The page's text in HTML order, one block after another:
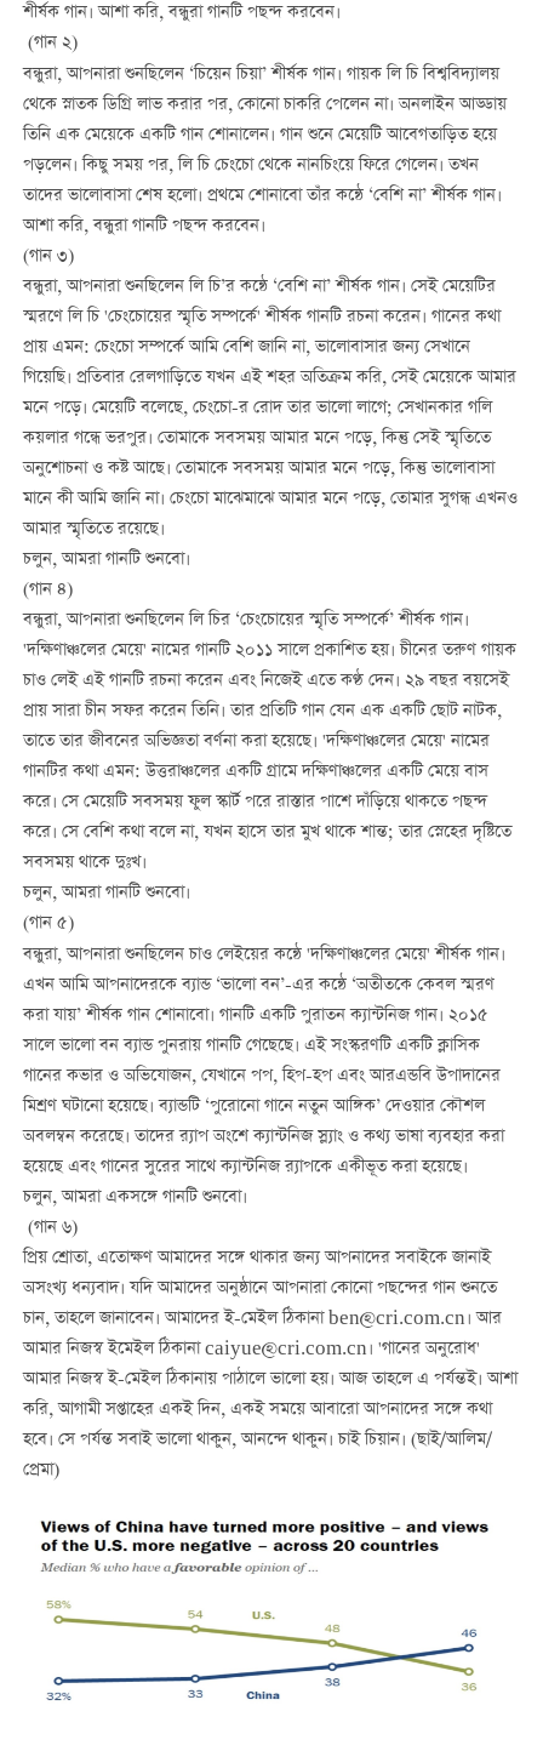
শীর্ষক গান। আশা করি, বন্ধুরা গানটি পছন্দ করবেন।
(গান ২)
বন্ধুরা, আপনারা শুনছিলেন ‘চিয়েন চিয়া’ শীর্ষক গান। গায়ক লি চি বিশ্ববিদ্যালয়
থেকে স্নাতক ডিগ্রি লাভ করার পর, কোনো চাকরি পেলেন না। অনলাইন আড্ডায়
তিনি এক মেয়েকে একটি গান শোনালেন। গান শুনে মেয়েটি আবেগতাড়িত হয়ে
পড়লেন। কিছু সময় পর, লি চি চেংচো থেকে নানচিংয়ে ফিরে গেলেন। তখন
তাদের ভালোবাসা শেষ হলো। প্রথমে শোনাবো তাঁর কন্ঠে ‘বেশি না’ শীর্ষক গান।
আশা করি, বন্ধুরা গানটি পছন্দ করবেন।
(গান ৩)
বন্ধুরা, আপনারা শুনছিলেন লি চি’র কন্ঠে ‘বেশি না’ শীর্ষক গান। সেই মেয়েটির
স্মরণে লি চি 'চেংচোয়ের স্মৃতি সম্পর্কে' শীর্ষক গানটি রচনা করেন। গানের কথা
প্রায় এমন: চেংচো সম্পর্কে আমি বেশি জানি না, ভালোবাসার জন্য সেখানে
গিয়েছি। প্রতিবার রেলগাড়িতে যখন এই শহর অতিক্রম করি, সেই মেয়েকে আমার
মনে পড়ে। মেয়েটি বলেছে, চেংচো-র রোদ তার ভালো লাগে; সেখানকার গলি
কয়লার গন্ধে ভরপুর। তোমাকে সবসময় আমার মনে পড়ে, কিন্তু সেই স্মৃতিতে
অনুশোচনা ও কষ্ট আছে। তোমাকে সবসময় আমার মনে পড়ে, কিন্তু ভালোবাসা
মানে কী আমি জানি না। চেংচো মাঝেমাঝে আমার মনে পড়ে, তোমার সুগন্ধ এখনও
আমার স্মৃতিতে রয়েছে।
চলুন, আমরা গানটি শুনবো।
(গান ৪)
বন্ধুরা, আপনারা শুনছিলেন লি চির ‘চেংচোয়ের স্মৃতি সম্পর্কে’ শীর্ষক গান।
'দক্ষিণাঞ্চলের মেয়ে' নামের গানটি ২০১১ সালে প্রকাশিত হয়। চীনের তরুণ গায়ক
চাও লেই এই গানটি রচনা করেন এবং নিজেই এতে কণ্ঠ দেন। ২৯ বছর বয়সেই
প্রায় সারা চীন সফর করেন তিনি। তার প্রতিটি গান যেন এক একটি ছোট নাটক,
তাতে তার জীবনের অভিজ্ঞতা বর্ণনা করা হয়েছে। 'দক্ষিণাঞ্চলের মেয়ে' নামের
গানটির কথা এমন: উত্তরাঞ্চলের একটি গ্রামে দক্ষিণাঞ্চলের একটি মেয়ে বাস
করে। সে মেয়েটি সবসময় ফুল স্কার্ট পরে রাস্তার পাশে দাঁড়িয়ে থাকতে পছন্দ
করে। সে বেশি কথা বলে না, যখন হাসে তার মুখ থাকে শান্ত; তার স্নেহের দৃষ্টিতে
সবসময় থাকে দুঃখ।
চলুন, আমরা গানটি শুনবো।
(গান ৫)
বন্ধুরা, আপনারা শুনছিলেন চাও লেইয়ের কন্ঠে 'দক্ষিণাঞ্চলের মেয়ে' শীর্ষক গান।
এখন আমি আপনাদেরকে ব্যান্ড ‘ভালো বন’-এর কন্ঠে ‘অতীতকে কেবল স্মরণ
করা যায়’ শীর্ষক গান শোনাবো। গানটি একটি পুরাতন ক্যান্টনিজ গান। ২০১৫
সালে ভালো বন ব্যান্ড পুনরায় গানটি গেছেছে। এই সংস্করণটি একটি ক্লাসিক
গানের কভার ও অভিযোজন, যেখানে পপ, হিপ-হপ এবং আরএন্ডবি উপাদানের
মিশ্রণ ঘটানো হয়েছে। ব্যান্ডটি ‘পুরোনো গানে নতুন আঙ্গিক’ দেওয়ার কৌশল
অবলম্বন করেছে। তাদের র‍্যাপ অংশে ক্যান্টনিজ স্ল্যাং ও কথ্য ভাষা ব্যবহার করা
হয়েছে এবং গানের সুরের সাথে ক্যান্টনিজ র‍্যাপকে একীভূত করা হয়েছে।
চলুন, আমরা একসঙ্গে গানটি শুনবো।
(গান ৬)
প্রিয় শ্রোতা, এতোক্ষণ আমাদের সঙ্গে থাকার জন্য আপনাদের সবাইকে জানাই
অসংখ্য ধন্যবাদ। যদি আমাদের অনুষ্ঠানে আপনারা কোনো পছন্দের গান শুনতে
চান, তাহলে জানাবেন। আমাদের ই-মেইল ঠিকানা ben@cri.com.cn। আর
আমার নিজস্ব ইমেইল ঠিকানা caiyue@cri.com.cn। 'গানের অনুরোধ'
আমার নিজস্ব ই-মেইল ঠিকানায় পাঠালে ভালো হয়। আজ তাহলে এ পর্যন্তই। আশা
করি, আগামী সপ্তাহের একই দিন, একই সময়ে আবারো আপনাদের সঙ্গে কথা
হবে। সে পর্যন্ত সবাই ভালো থাকুন, আনন্দে থাকুন। চাই চিয়ান। (ছাই/আলিম/
প্রেমা)